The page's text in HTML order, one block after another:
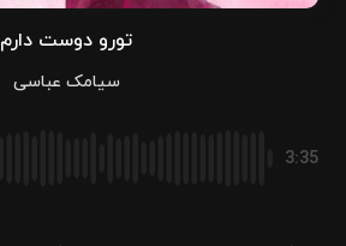
تورو دوست دارم
سیامک عباسی
3:35